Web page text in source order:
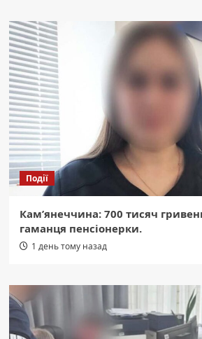
Події
Кам’янеччина: 700 тисяч
гаманця пенсіонерки.
1 день тому назад